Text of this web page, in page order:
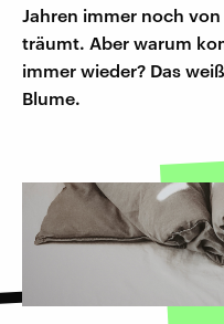
Jahren immer noch
träumt. Aber warum
immer wieder? Das
Blume.